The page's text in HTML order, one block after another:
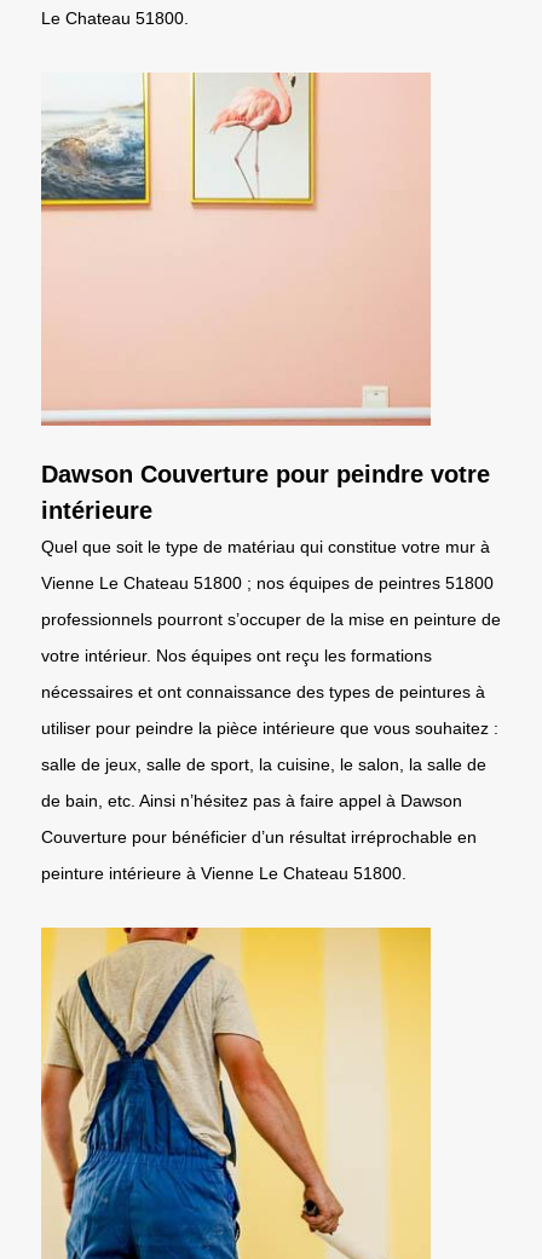
Le Chateau 51800.
Dawson Couverture pour peindre votre
intérieure
Quel que soit le type de matériau qui constitue votre mur à
Vienne Le Chateau 51800 ; nos équipes de peintres 51800
professionnels pourront s’occuper de la mise en peinture de
votre intérieur. Nos équipes ont reçu les formations
nécessaires et ont connaissance des types de peintures à
utiliser pour peindre la pièce intérieure que vous souhaitez :
salle de jeux, salle de sport, la cuisine, le salon, la salle de
de bain, etc. Ainsi n’hésitez pas à faire appel à Dawson
Couverture pour bénéficier d’un résultat irréprochable en
peinture intérieure à Vienne Le Chateau 51800.